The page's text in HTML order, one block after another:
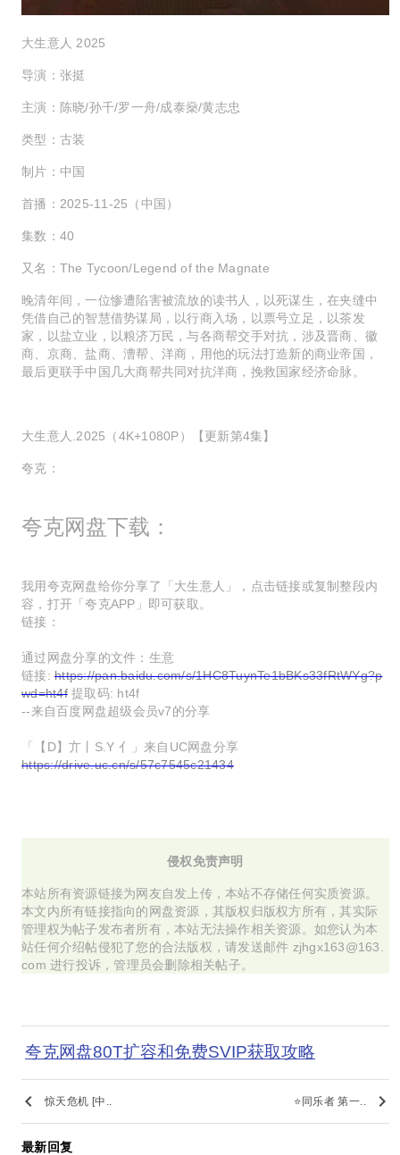
大生意人 2025
导演：张挺
主演：陈晓/孙千/罗一舟/成泰燊/黄志忠
类型：古装
制片：中国
首播：2025-11-25（中国）
集数：40
又名：The Tycoon/Legend of the Magnate
晚清年间，一位惨遭陷害被流放的读书人，以死谋生，在夹缝中
凭借自己的智慧借势谋局，以行商入场，以票号立足，以茶发
家，以盐立业，以粮济万民，与各商帮交手对抗，涉及晋商、徽
商、京商、盐商、漕帮、洋商，用他的玩法打造新的商业帝国，
最后更联手中国几大商帮共同对抗洋商，挽救国家经济命脉。
大生意人.2025（4K+1080P）【更新第4集】
夸克：
夸克网盘下载：
我用夸克网盘给你分享了「大生意人」，点击链接或复制整段内
容，打开「夸克APP」即可获取。
链接：
通过网盘分享的文件：生意
链接:https://pan.baidu.com/s/1HC8TuynTe1bBKs33fRtWYg?p
wd=ht4f提取码: ht4f
--来自百度网盘超级会员v7的分享
「【D】亣丨S.Y 亻」来自UC网盘分享
https://drive.uc.cn/s/57c7545c21434
侵权免责声明
本站所有资源链接为网友自发上传，本站不存储任何实质资源。
本文内所有链接指向的网盘资源，其版权归版权方所有，其实际
管理权为帖子发布者所有，本站无法操作相关资源。如您认为本
站任何介绍帖侵犯了您的合法版权，请发送邮件 zjhgx163@163.
com 进行投诉，管理员会删除相关帖子。
夸克网盘80T扩容和免费SVIP获取攻略
keyboard_arrow_left 惊天危机 [中.. ⭐同乐者 第一.. keyboard_arrow_right
最新回复